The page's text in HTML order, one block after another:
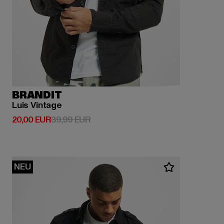
BRANDIT
Luis Vintage
20,00 EUR
Derzeitiger Preis: 20,00 EUR
39,99 EURAktionspreis: 39,99 EUR
NEU